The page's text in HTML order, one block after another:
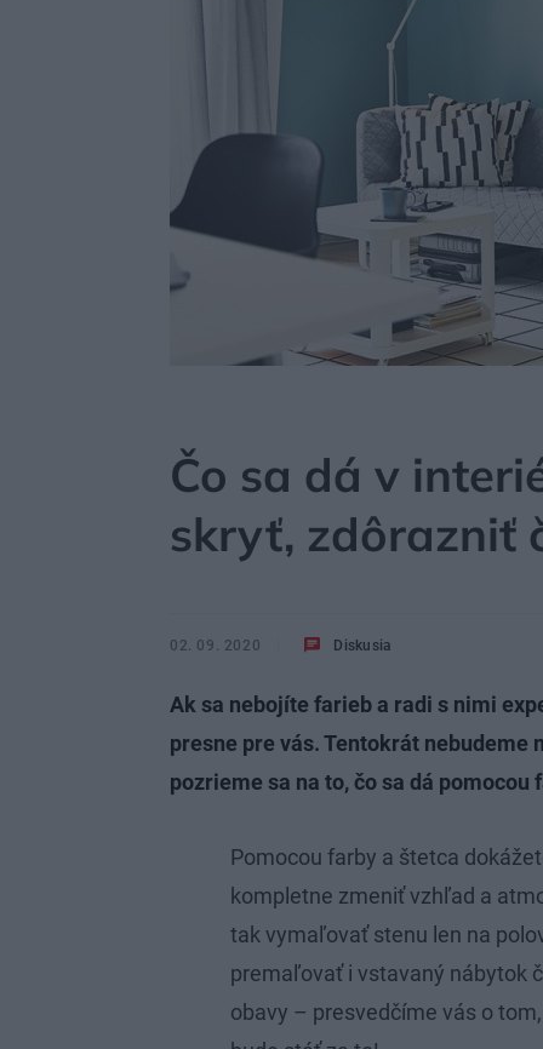
Čo sa dá v
skryť, zdôrazniť
02. 09. 2020 Diskusia
Ak sa nebojíte farieb a radi s nimi
presne pre vás. Tentokrát
pozrieme sa na to, čo sa dá
Pomocou farby a štetca
kompletne zmeniť vzhľad a
tak vymaľovať stenu len na
premaľovať i vstavaný nábytok
obavy – presvedčíme vás o